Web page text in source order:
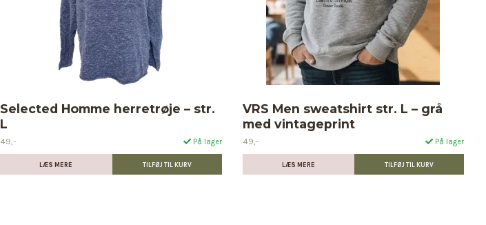
Selected Homme herretrøje – str.
L
49,- På lager
LÆS MERE
VRS Men sweatshirt str. L – grå
med vintageprint
49,- På lager
LÆS MERE